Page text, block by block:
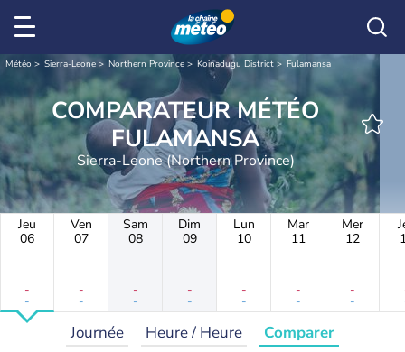
Météo Sierra-Leone Northern Province Koinadugu District Fulamansa
COMPARATEUR MÉTÉO
FULAMANSA
Sierra-Leone (Northern Province)
Jeu
06
-
-
Ven
07
-
-
Sam
08
-
-
Dim
09
-
-
Lun
10
-
-
Mar
11
-
-
Mer
12
-
-
Journée Heure / Heure Comparer